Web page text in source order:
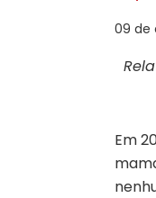
09 de
Em